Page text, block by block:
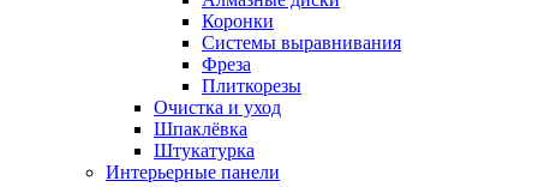
Коронки
Системы выравнивания
Фреза
Плиткорезы
Очистка и уход
Шпаклёвка
Штукатурка
Интерьерные панели